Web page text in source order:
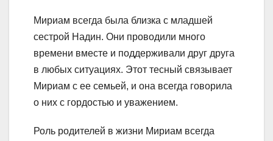
Мириам всегда была близка с младшей
сестрой Надин. Они проводили много
времени вместе и поддерживали друг друга
в любых ситуациях. Этот тесный связывает
Мириам с ее семьей, и она всегда говорила
о них с гордостью и уважением.
Роль родителей в жизни Мириам всегда